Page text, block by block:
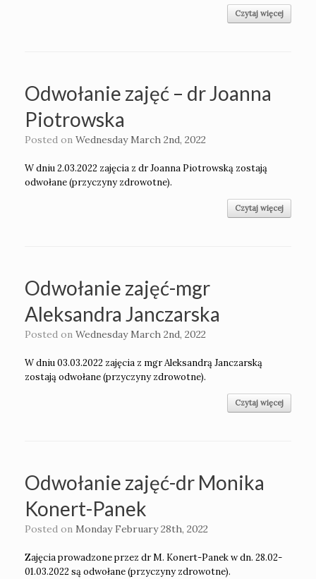
Czytaj więcej
Odwołanie zajęć – dr Joanna
Piotrowska
Posted on Wednesday March 2nd, 2022
W dniu 2.03.2022 zajęcia z dr Joanna Piotrowską zostają
odwołane (przyczyny zdrowotne).
Czytaj więcej
Odwołanie zajęć-mgr
Aleksandra Janczarska
Posted on Wednesday March 2nd, 2022
W dniu 03.03.2022 zajęcia z mgr Aleksandrą Janczarską
zostają odwołane (przyczyny zdrowotne).
Czytaj więcej
Odwołanie zajęć-dr Monika
Konert-Panek
Posted on Monday February 28th, 2022
Zajęcia prowadzone przez dr M. Konert-Panek w dn. 28.02-
01.03.2022 są odwołane (przyczyny zdrowotne).